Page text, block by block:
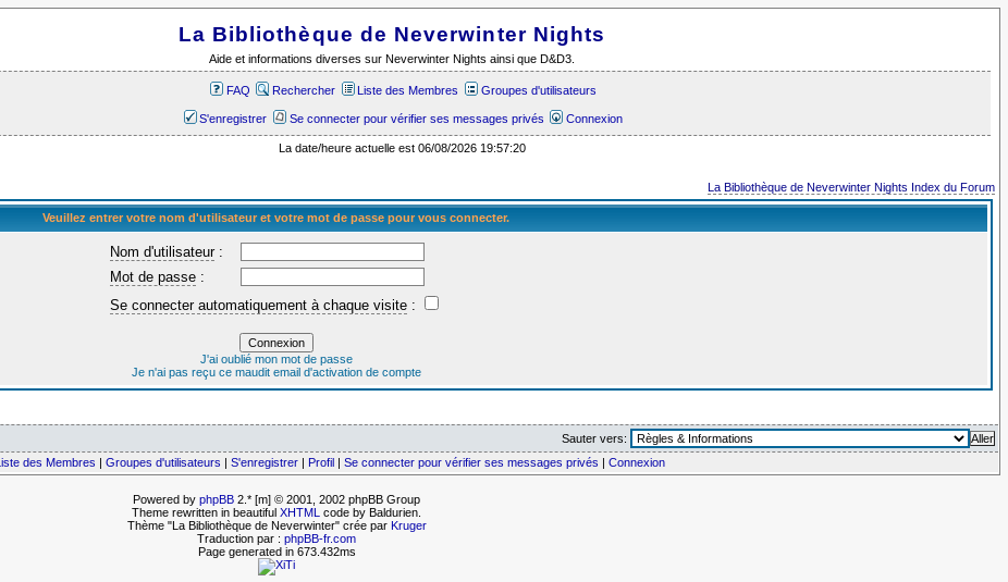
La Bibliothèque de Neverwinter Nights
Aide et informations diverses sur Neverwinter Nights ainsi que D&D3.
FAQ Rechercher Liste des Membres Groupes d'utilisateurs
S'enregistrer Se connecter pour vérifier ses messages privés Connexion
La date/heure actuelle est 06/08/2026 19:57:20
La Bibliothèque de Neverwinter Nights Index du Forum
Veuillez entrer votre nom d'utilisateur et votre mot de passe pour vous connecter.
Nom d'utilisateur:
Mot de passe :
Se connecter automatiquement à chaque visite :
J'ai oublié mon mot de passe
Je n'ai pas reçu ce maudit email d'activation de compte
Sauter vers:
Liste des Membres Groupes d'utilisateurs S'enregistrer Profil Se connecter pour vérifier ses messages privés Connexion
Powered by phpBB 2.* [m] © 2001, 2002 phpBB Group
Theme rewritten in beautiful XHTML code by Baldurien.
Thème "La Bibliothèque de Neverwinter" crée par Kruger
Traduction par : phpBB-fr.com
Page generated in 673.432ms